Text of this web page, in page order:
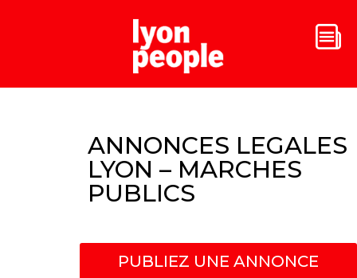
ANNONCES LEGALES
LYON – MARCHES
PUBLICS
PUBLIEZ UNE ANNONCE